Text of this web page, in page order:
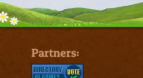
Partners: